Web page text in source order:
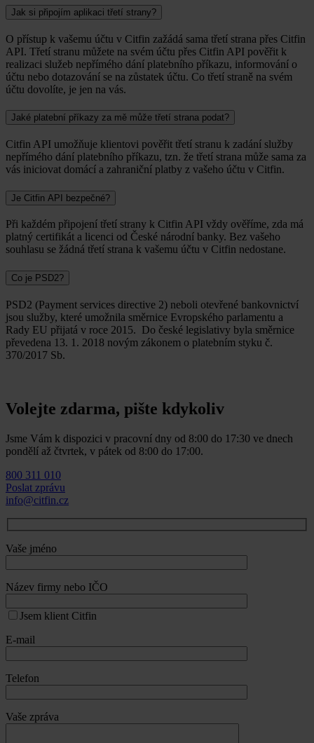
Jak si připojím aplikaci třetí strany?
O přístup k vašemu účtu v Citfin zažádá sama třetí strana přes Citfin
API. Třetí stranu můžete na svém účtu přes Citfin API pověřit k
realizaci služeb nepřímého dání platebního příkazu, informování o
účtu nebo dotazování se na zůstatek účtu. Co třetí straně na svém
účtu dovolíte, je jen na vás.
Jaké platební příkazy za mě může třetí strana podat?
Citfin API umožňuje klientovi pověřit třetí stranu k zadání služby
nepřímého dání platebního příkazu, tzn. že třetí strana může sama za
vás iniciovat domácí a zahraniční platby z vašeho účtu v Citfin.
Je Citfin API bezpečné?
Při každém připojení třetí strany k Citfin API vždy ověříme, zda má
platný certifikát a licenci od České národní banky. Bez vašeho
souhlasu se žádná třetí strana k vašemu účtu v Citfin nedostane.
Co je PSD2?
PSD2 (Payment services directive 2) neboli otevřené bankovnictví
jsou služby, které umožnila směrnice Evropského parlamentu a
Rady EU přijatá v roce 2015. Do české legislativy byla směrnice
převedena 13. 1. 2018 novým zákonem o platebním styku č.
370/2017 Sb.
Volejte zdarma, pište kdykoliv
Jsme Vám k dispozici v pracovní dny od 8:00 do 17:30 ve dnech
pondělí až čtvrtek, v pátek od 8:00 do 17:00.
800 311 010
Poslat zprávu
info@citfin.cz
Vaše jméno
Název firmy nebo IČO
Jsem klient Citfin
E-mail
Telefon
Vaše zpráva